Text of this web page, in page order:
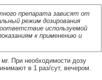
препарата зависят от
режим дозирования
используемой
к применению и
При необходимости дозу
в 1 раз/сут, вечером.